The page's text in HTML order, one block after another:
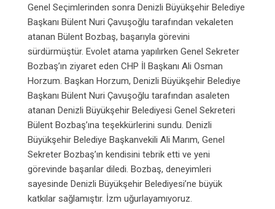
Genel Seçimlerinden sonra Denizli Büyükşehir Belediye
Başkanı Bülent Nuri Çavuşoğlu tarafından vekaleten
atanan Bülent Bozbaş, başarıyla görevini
sürdürmüştür. Evolet atama yapılırken Genel Sekreter
Bozbaş’ın ziyaret eden CHP İl Başkanı Ali Osman
Horzum. Başkan Horzum, Denizli Büyükşehir Belediye
Başkanı Bülent Nuri Çavuşoğlu tarafından asaleten
atanan Denizli Büyükşehir Belediyesi Genel Sekreteri
Bülent Bozbaş’ına teşekkürlerini sundu. Denizli
Büyükşehir Belediye Başkanvekili Ali Marım, Genel
Sekreter Bozbaş’ın kendisini tebrik etti ve yeni
görevinde başarılar diledi. Bozbaş, deneyimleri
sayesinde Denizli Büyükşehir Belediyesi’ne büyük
katkılar sağlamıştır. İzm uğurlayamıyoruz.